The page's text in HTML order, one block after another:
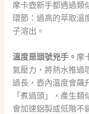
摩卡壺新手都遇過類
環節：過高的萃取溫
子溶出。
溫度是頭號兇手。 摩
氣壓力，將熱水推過
過長，壺內溫度會飆
「煮過頭」，產生
會加速鋁製或低階不